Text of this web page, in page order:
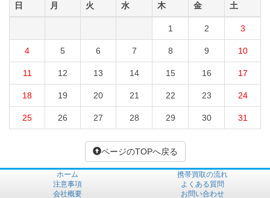
日 月 火 水 木 金 土
1 2 3
4 5 6 7 8 9 10
11 12 13 14 15 16 17
18 19 20 21 22 23 24
25 26 27 28 29 30 31
ページのTOPへ戻る
ホーム
携帯買取の流れ
注意事項
よくある質問
会社概要
お問い合わせ